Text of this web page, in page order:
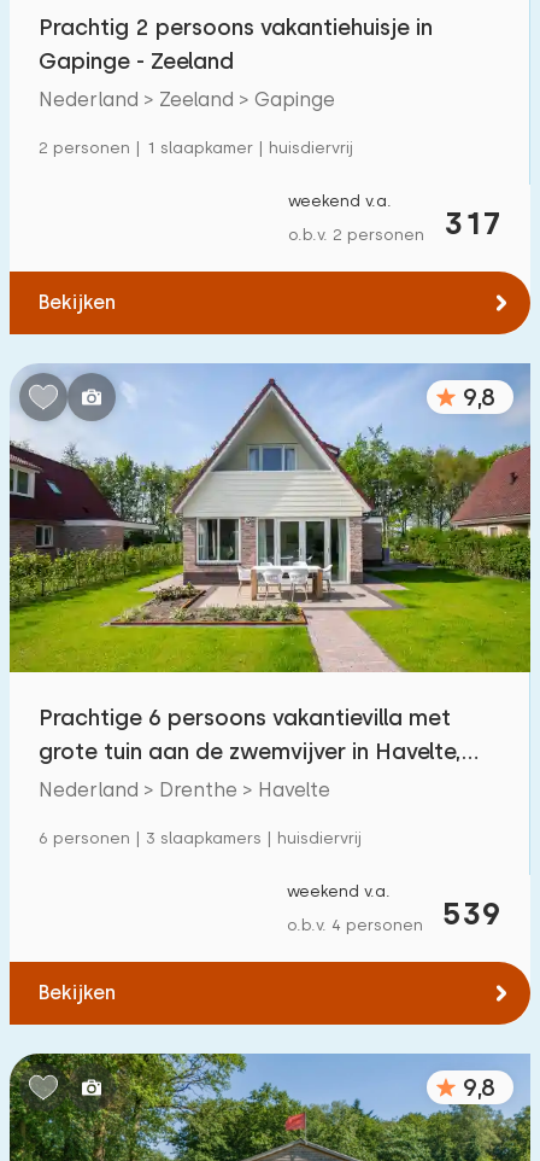
Prachtig 2 persoons vakantiehuisje in
Gapinge - Zeeland
Nederland > Zeeland > Gapinge
2 personen | 1 slaapkamer | huisdiervrij
317
weekend v.a.
o.b.v. 2 personen
Bekijken
9,8
Prachtige 6 persoons vakantievilla met
grote tuin aan de zwemvijver in Havelte,
Drenthe
Nederland > Drenthe > Havelte
6 personen | 3 slaapkamers | huisdiervrij
539
weekend v.a.
o.b.v. 4 personen
Bekijken
9,8